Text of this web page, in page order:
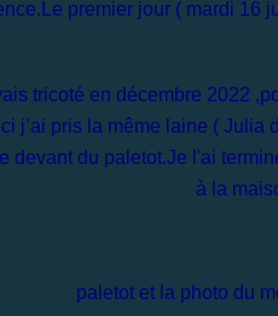
premier jour ( mardi 16
tricoté en décembre 2022
j’ai pris la même laine ( Julia
devant du paletot.Je l'ai
à la
paletot et la photo du